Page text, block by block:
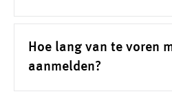
Hoe lang van te voren
aanmelden?